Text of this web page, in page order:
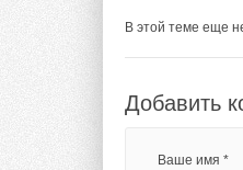
В этой теме еще
Добавить
Ваше имя *